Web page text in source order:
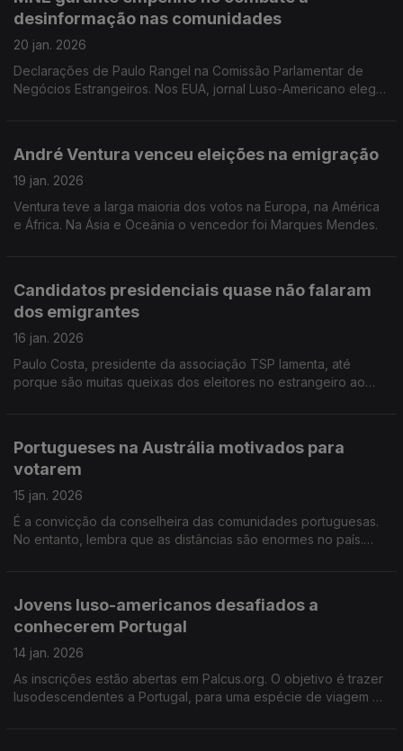
desinformação nas comunidades
20 jan. 2026
Declarações de Paulo Rangel na Comissão Parlamentar de
Negócios Estrangeiros. Nos EUA, jornal Luso-Americano elege
André Ventura venceu eleições na emigração
19 jan. 2026
Ventura teve a larga maioria dos votos na Europa, na América
e África. Na Ásia e Oceânia o vencedor foi Marques Mendes.
Candidatos presidenciais quase não falaram
dos emigrantes
16 jan. 2026
Paulo Costa, presidente da associação TSP lamenta, até
porque são muitas queixas dos eleitores no estrangeiro ao
Portugueses na Austrália motivados para
votarem
15 jan. 2026
É a convicção da conselheira das comunidades portuguesas.
No entanto, lembra que as distâncias são enormes no país.
Jovens luso-americanos desafiados a
conhecerem Portugal
14 jan. 2026
As inscrições estão abertas em Palcus.org. O objetivo é trazer
lusodescendentes a Portugal, para uma espécie de viagem de